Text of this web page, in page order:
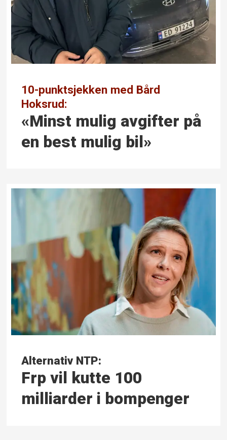
10-punktsjekken med Bård
Hoksrud:
«Minst mulig avgifter på
en best mulig bil»
Alternativ NTP:
Frp vil kutte 100
milliarder i bompenger